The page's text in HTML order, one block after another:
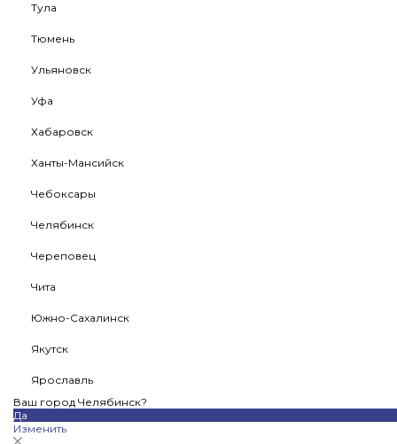
Тула
Тюмень
Ульяновск
Уфа
Хабаровск
Ханты-Мансийск
Чебоксары
Челябинск
Череповец
Чита
Южно-Сахалинск
Якутск
Ярославль
Ваш город Челябинск?
Да
Изменить